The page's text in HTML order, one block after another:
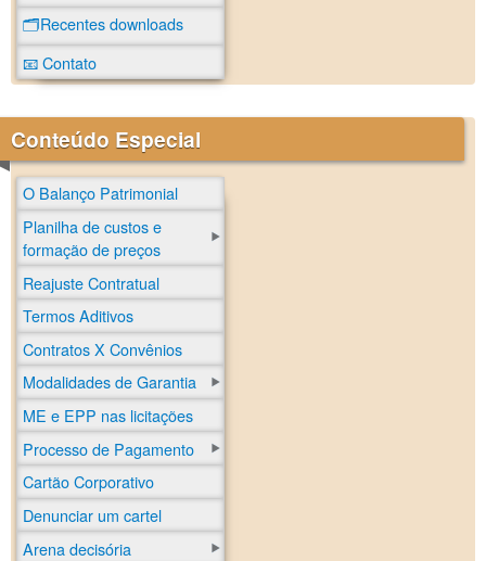
🗂️Recentes downloads
📧 Contato
Conteúdo Especial
O Balanço Patrimonial
Planilha de custos e
formação de preços
Reajuste Contratual
Termos Aditivos
Contratos X Convênios
Modalidades de Garantia
ME e EPP nas licitações
Processo de Pagamento
Cartão Corporativo
Denunciar um cartel
Arena decisória